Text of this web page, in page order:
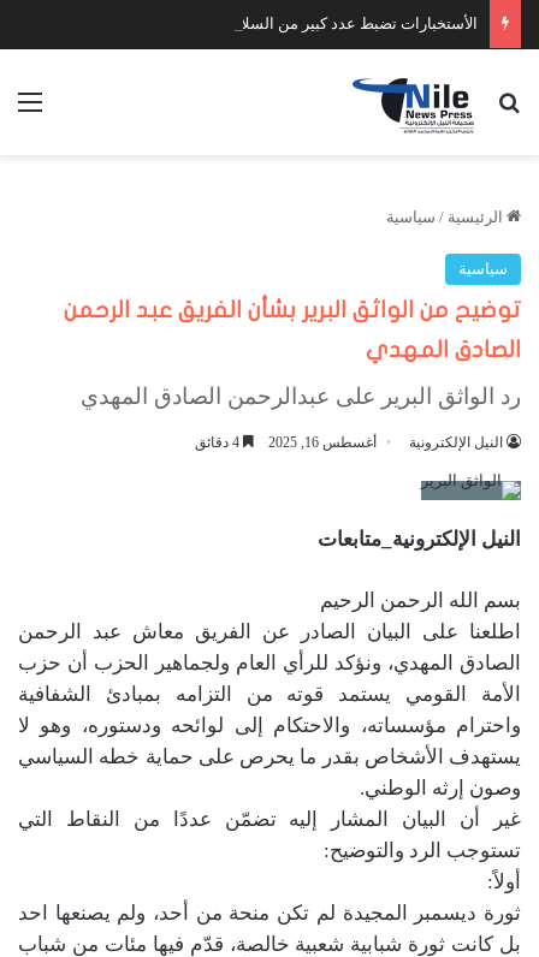
الأستخبارات تضبط عدد كبير من السلاح والمخدرات
بحث عن
الرئيسية / سياسية
سياسية
توضيح من الواثق البرير بشأن الفريق عبد الرحمن
الصادق المهدي
رد الواثق البرير على عبدالرحمن الصادق المهدي
النيل الإلكترونية أغسطس 16, 2025
النيل الإلكترونية_متابعات
بسم الله الرحمن الرحيم
اطلعنا على البيان الصادر عن الفريق معاش عبد الرحمن
الصادق المهدي، ونؤكد للرأي العام ولجماهير الحزب أن حزب
الأمة القومي يستمد قوته من التزامه بمبادئ الشفافية
واحترام مؤسساته، والاحتكام إلى لوائحه ودستوره، وهو لا
يستهدف الأشخاص بقدر ما يحرص على حماية خطه السياسي
وصون إرثه الوطني.
غير أن البيان المشار إليه تضمّن عددًا من النقاط التي
تستوجب الرد والتوضيح:
أولاً:
ثورة ديسمبر المجيدة لم تكن منحة من أحد، ولم يصنعها احد
بل كانت ثورة شبابية شعبية خالصة، قدّم فيها مئات من شباب